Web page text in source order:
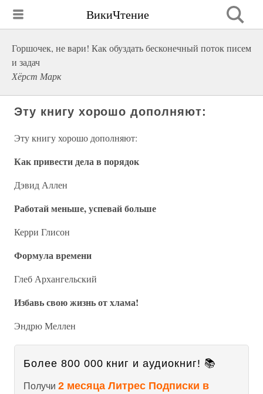
ВикиЧтение
Горшочек, не вари! Как обуздать бесконечный поток писем
и задач
Хёрст Марк
Эту книгу хорошо дополняют:
Эту книгу хорошо дополняют:
Как привести дела в порядок
Дэвид Аллен
Работай меньше, успевай больше
Керри Глисон
Формула времени
Глеб Архангельский
Избавь свою жизнь от хлама!
Эндрю Меллен
Более 800 000 книг и аудиокниг! 📚
Получи 2 месяца Литрес Подписки в